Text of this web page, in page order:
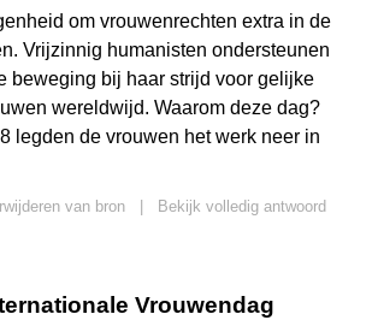
om vrouwenrechten extra in de
Vrijzinnig humanisten ondersteunen
beweging bij haar strijd voor gelijke
wereldwijd. Waarom deze dag?
legden de vrouwen het werk neer in
van bron
Bekijk volledig antwoord
Vrouwendag